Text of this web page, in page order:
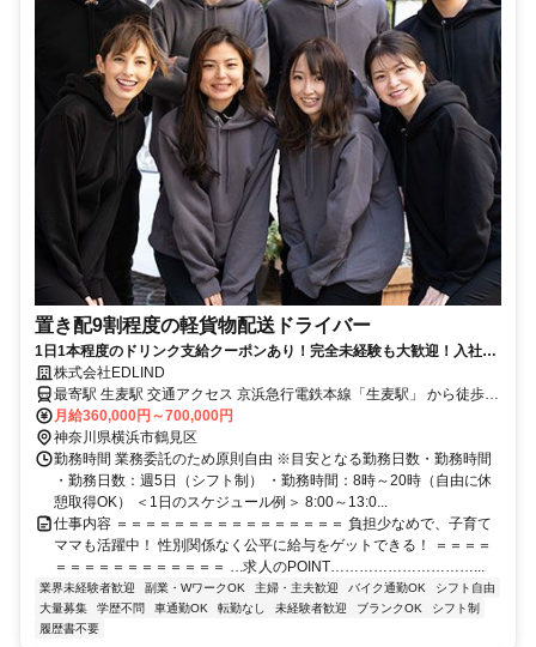
置き配9割程度の軽貨物配送ドライバー
1日1本程度のドリンク支給クーポンあり！完全未経験も大歓迎！入社3
ヶ月以内に90％が月50万円を達成しています。
株式会社EDLIND
最寄駅 生麦駅 交通アクセス 京浜急行電鉄本線「生麦駅」 から徒歩5
分 ●転勤なし ●車・バイク通勤OK
月給360,000円～700,000円
神奈川県横浜市鶴見区
勤務時間 業務委託のため原則自由 ※目安となる勤務日数・勤務時間
・勤務日数：週5日（シフト制） ・勤務時間：8時～20時（自由に休
憩取得OK） ＜1日のスケジュール例＞ 8:00～13:0...
仕事内容 ＝＝＝＝＝＝＝＝＝＝＝＝＝＝＝＝ 負担少なめで、子育て
ママも活躍中！ 性別関係なく公平に給与をゲットできる！ ＝＝＝＝
＝＝＝＝＝＝＝＝＝＝＝＝ …求人のPOINT…………………………...
業界未経験者歓迎 副業・WワークOK 主婦・主夫歓迎 バイク通勤OK
シフト自由
大量募集
学歴不問 車通勤OK 転勤なし 未経験者歓迎 ブランクOK
シフト制
履歴書不要